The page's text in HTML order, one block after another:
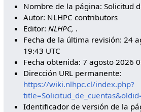
Nombre de la página: Solicitud
Autor: NLHPC contributors
Editor: NLHPC, .
Fecha de la última revisión: 24
19:43 UTC
Fecha obtenida: 7 agosto 2026
Dirección URL permanente:
https://wiki.nlhpc.cl/index.php?
Identificador de versión de la